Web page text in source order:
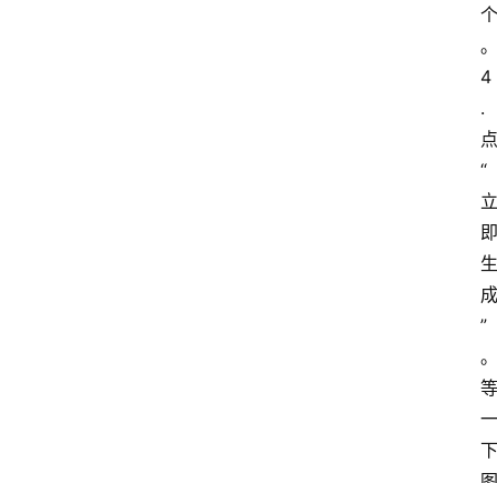
个
。
4
.
点
“
立
即
生
成
”
。
等
一
下